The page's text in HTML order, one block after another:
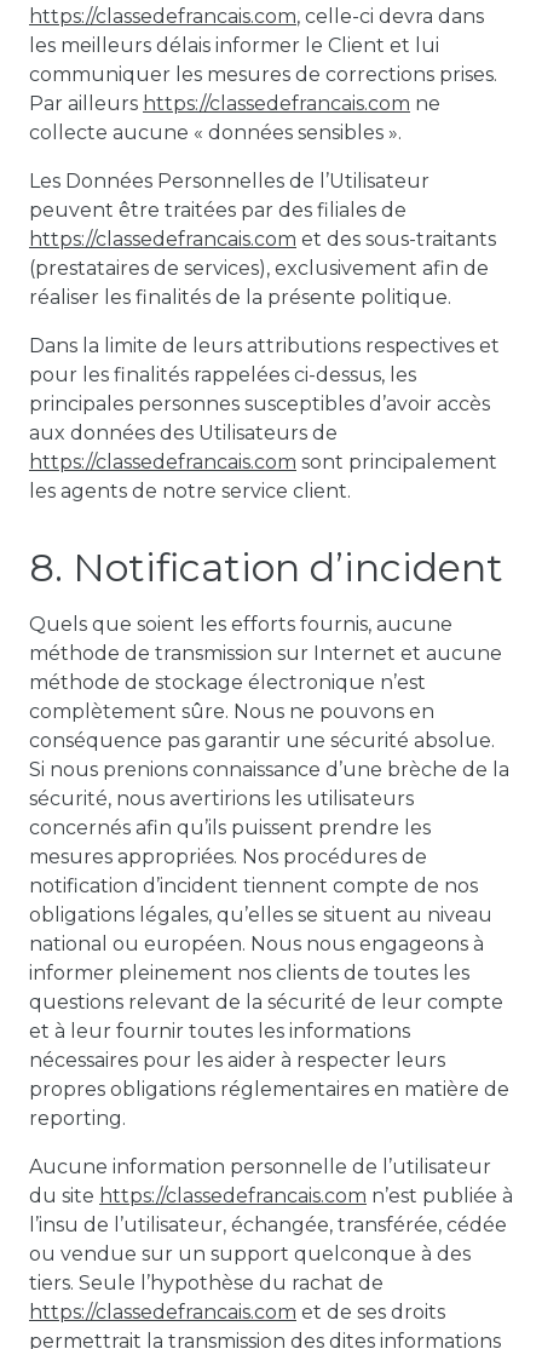
https://classedefrancais.com, celle-ci devra dans
les meilleurs délais informer le Client et lui
communiquer les mesures de corrections prises.
Par ailleurs https://classedefrancais.com ne
collecte aucune « données sensibles ».
Les Données Personnelles de l’Utilisateur
peuvent être traitées par des filiales de
https://classedefrancais.com et des sous-traitants
(prestataires de services), exclusivement afin de
réaliser les finalités de la présente politique.
Dans la limite de leurs attributions respectives et
pour les finalités rappelées ci-dessus, les
principales personnes susceptibles d’avoir accès
aux données des Utilisateurs de
https://classedefrancais.com sont principalement
les agents de notre service client.
8. Notification d’incident
Quels que soient les efforts fournis, aucune
méthode de transmission sur Internet et aucune
méthode de stockage électronique n’est
complètement sûre. Nous ne pouvons en
conséquence pas garantir une sécurité absolue.
Si nous prenions connaissance d’une brèche de la
sécurité, nous avertirions les utilisateurs
concernés afin qu’ils puissent prendre les
mesures appropriées. Nos procédures de
notification d’incident tiennent compte de nos
obligations légales, qu’elles se situent au niveau
national ou européen. Nous nous engageons à
informer pleinement nos clients de toutes les
questions relevant de la sécurité de leur compte
et à leur fournir toutes les informations
nécessaires pour les aider à respecter leurs
propres obligations réglementaires en matière de
reporting.
Aucune information personnelle de l’utilisateur
du site https://classedefrancais.com n’est publiée à
l’insu de l’utilisateur, échangée, transférée, cédée
ou vendue sur un support quelconque à des
tiers. Seule l’hypothèse du rachat de
https://classedefrancais.com et de ses droits
permettrait la transmission des dites informations